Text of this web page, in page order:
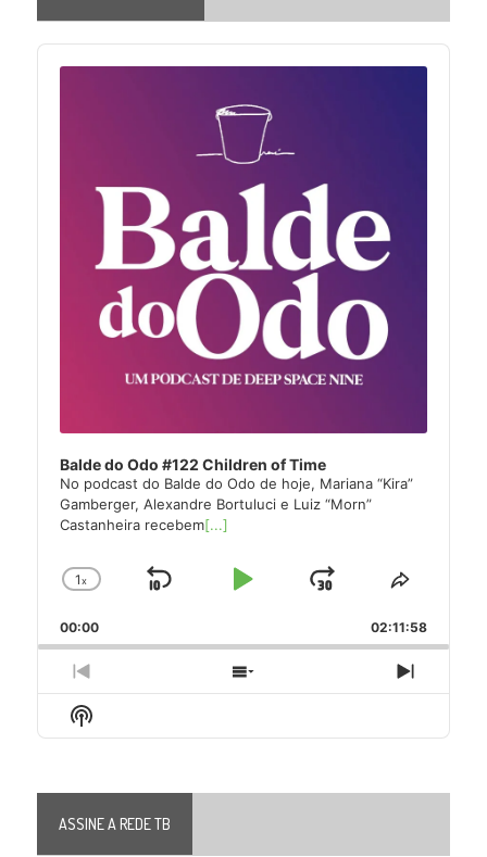
Audio
Player
Balde do Odo #122 Children of Time
No podcast do Balde do Odo de hoje, Mariana “Kira”
Gamberger, Alexandre Bortuluci e Luiz “Morn”
Castanheira recebem[...]
Change
Rate
1x
Skip
Play
Jump
Forward
Share
Episode
00:00 02:11:58
Previous
Episode
Show
Next
Show
Podcast
ASSINE A REDE TB